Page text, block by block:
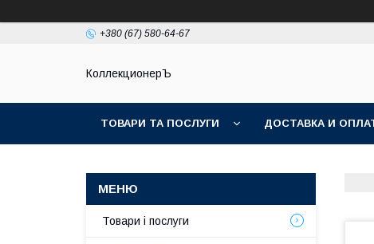
+380 (67) 580-64-67
КоллекционерЪ
ТОВАРИ ТА ПОСЛУГИ ДОСТАВКА И
Товари і послуги